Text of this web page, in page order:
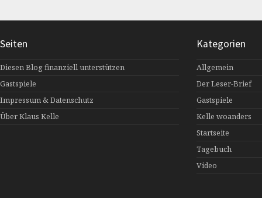
Seiten
Diesen Blog finanziell unterstützen
Gastspiele
Impressum & Datenschutz
Über Klaus Kelle
Kategorien
Allgemein
Der Leser-Brief
Gastspiele
Kelle woanders
Startseite
Tagebuch
Video